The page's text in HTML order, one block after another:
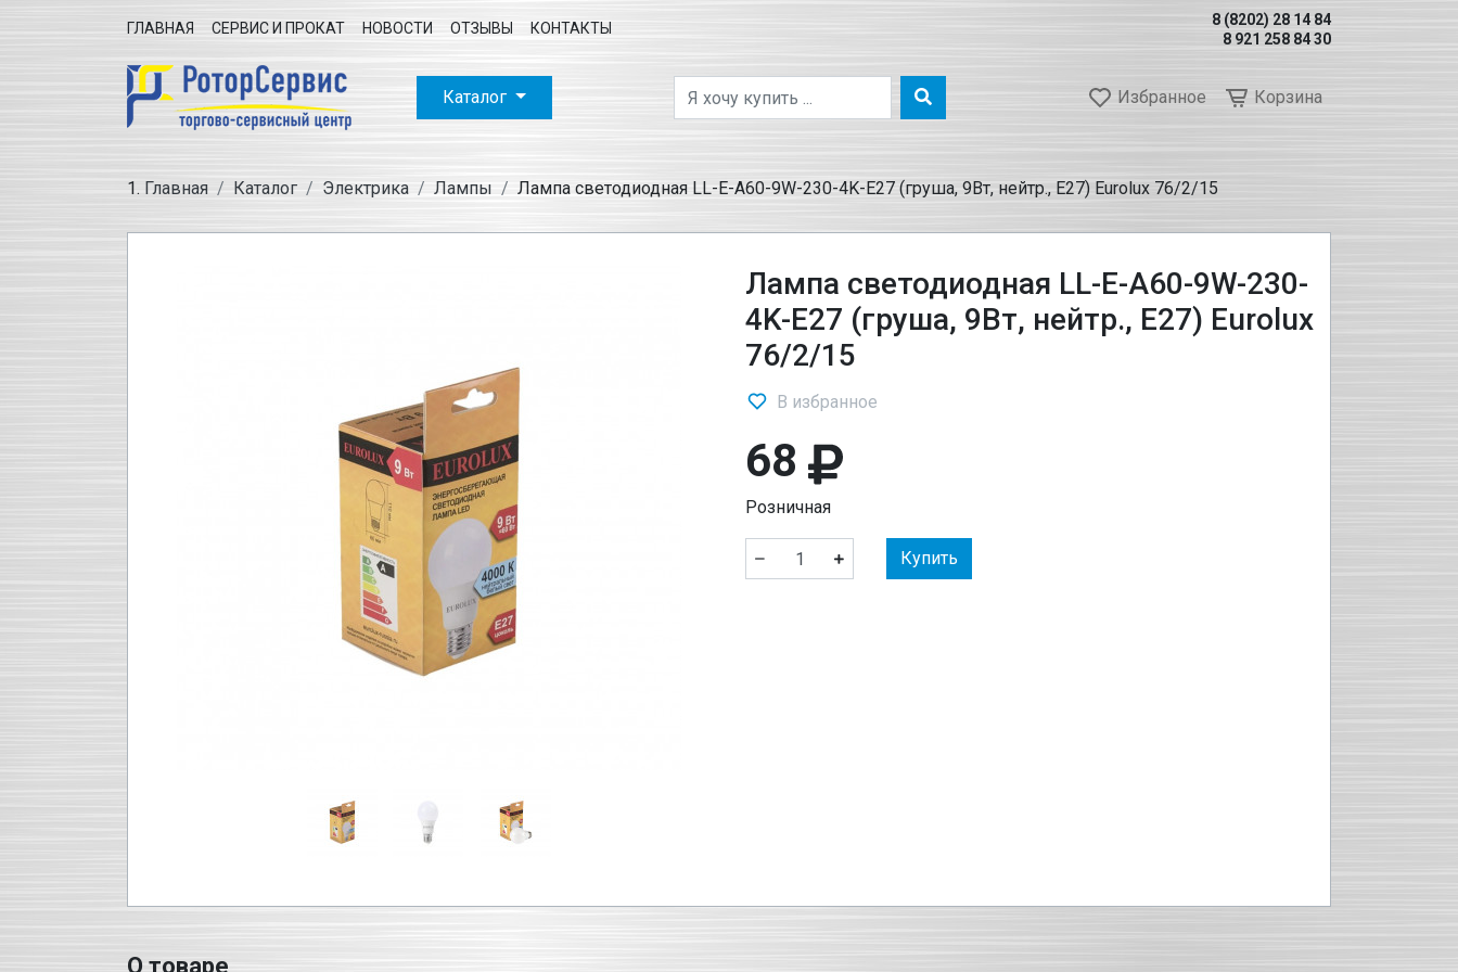
ГЛАВНАЯ СЕРВИС И ПРОКАТ НОВОСТИ ОТЗЫВЫ КОНТАКТЫ
8 (8202) 28 14 84
8 921 258 84 30
Избранное Корзина
Каталог
Главная Каталог Электрика Лампы Лампа светодиодная LL-E-A60-9W-230-4K-E27 (груша, 9Вт, нейтр., Е27) Eurolux 76/2/15
Лампа светодиодная LL-E-A60-9W-230-
4K-E27 (груша, 9Вт, нейтр., Е27) Eurolux
76/2/15
В избранное
68
Розничная
Купить
О товаре